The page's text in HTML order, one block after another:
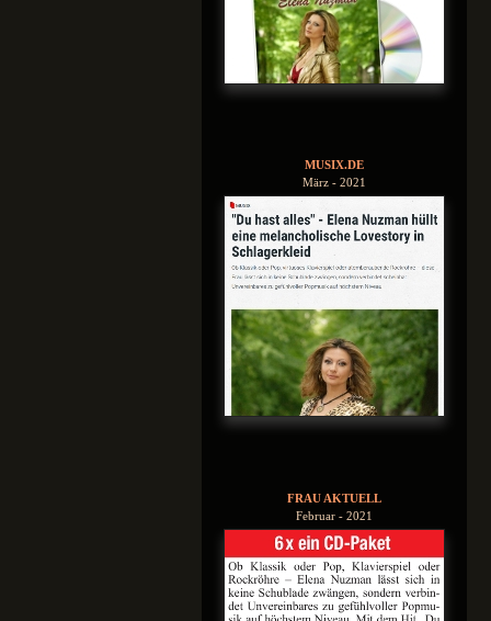
MUSIX.DE
März - 2021
FRAU AKTUELL
Februar - 2021